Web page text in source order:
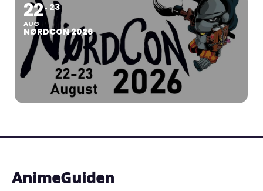
22
AUG
23
NØRDCON 2026
AnimeGuiden